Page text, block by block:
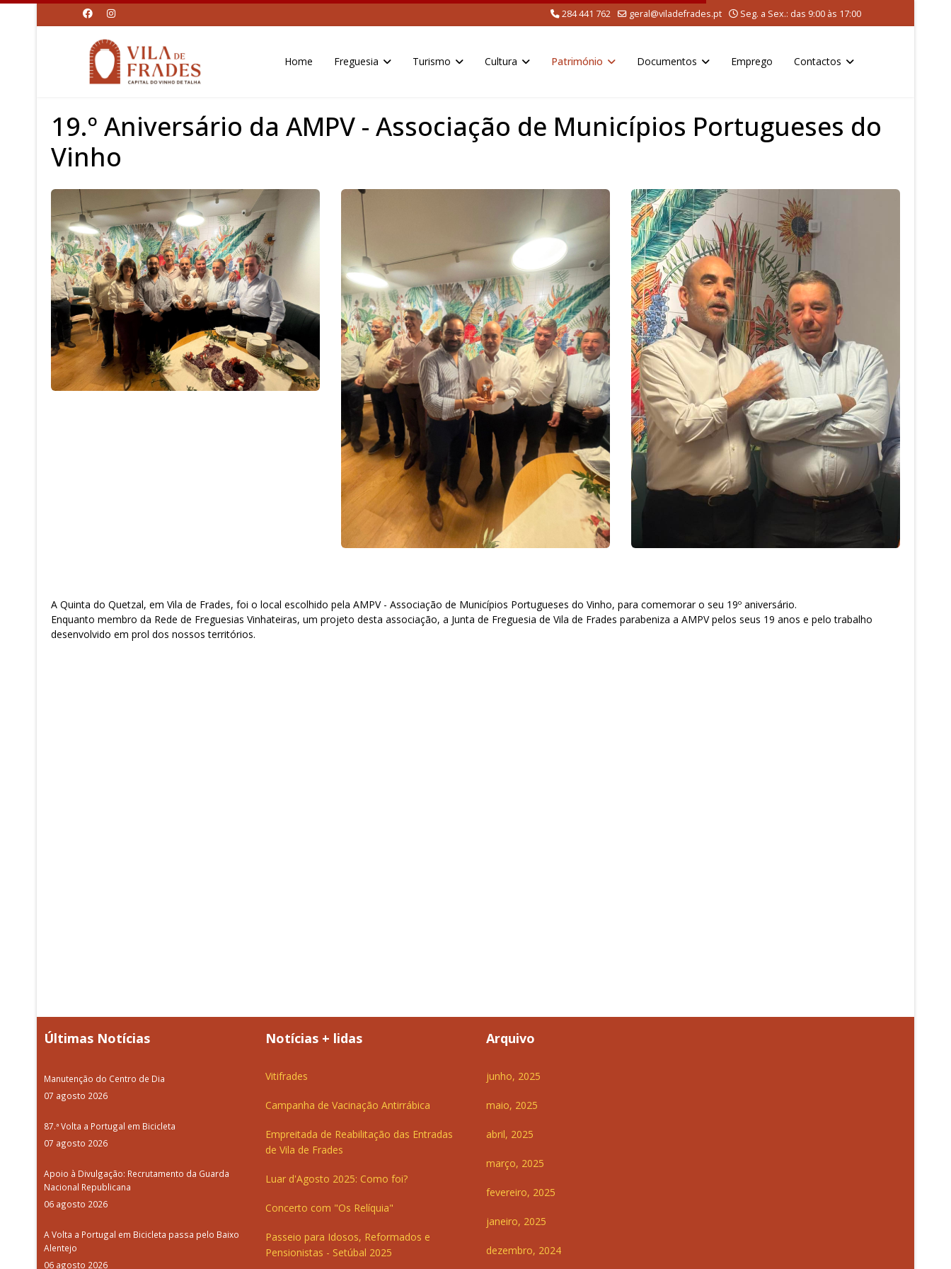
284 441 762 geral@viladefrades.pt Seg. a Sex.: das 9:00 às 17:00
Home Freguesia Turismo Cultura Património Documentos Emprego Contactos
19.º Aniversário da AMPV - Associação de Municípios Portugueses do
Vinho
A Quinta do Quetzal, em Vila de Frades, foi o local escolhido pela AMPV - Associação de Municípios Portugueses do Vinho, para comemorar o seu 19º aniversário.
Enquanto membro da Rede de Freguesias Vinhateiras, um projeto desta associação, a Junta de Freguesia de Vila de Frades parabeniza a AMPV pelos seus 19 anos e pelo trabalho
desenvolvido em prol dos nossos territórios.
Últimas Notícias
Manutenção do Centro de Dia
07 agosto 2026
87.ª Volta a Portugal em Bicicleta
07 agosto 2026
Apoio à Divulgação: Recrutamento da Guarda
Nacional Republicana
06 agosto 2026
A Volta a Portugal em Bicicleta passa pelo Baixo
Alentejo
06 agosto 2026
Notícias + lidas
Vitifrades
Campanha de Vacinação Antirrábica
Empreitada de Reabilitação das Entradas
de Vila de Frades
Luar d'Agosto 2025: Como foi?
Concerto com "Os Relíquia"
Passeio para Idosos, Reformados e
Pensionistas - Setúbal 2025
Arquivo
junho, 2025
maio, 2025
abril, 2025
março, 2025
fevereiro, 2025
janeiro, 2025
dezembro, 2024